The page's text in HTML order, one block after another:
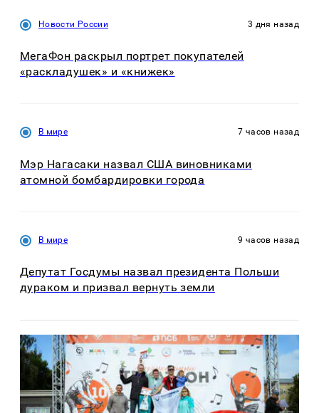
Новости России 3 дня назад
МегаФон раскрыл портрет покупателей
«раскладушек» и «книжек»
В мире 7 часов назад
Мэр Нагасаки назвал США виновниками
атомной бомбардировки города
В мире 9 часов назад
Депутат Госдумы назвал президента Польши
дураком и призвал вернуть земли